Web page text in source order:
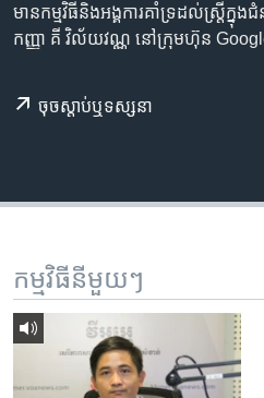
មាន​​កម្មវិធី​និង​អង្គការ​គាំទ្រ​ដល់​ស្ត្រី​​ក្
កញ្ញា គី វិល័យវណ្ណ នៅ​ក្រុមហ៊ុន
ចុច​​ស្តាប់​ឬ​ទស្សនា
កម្មវិធី​នីមួយៗ